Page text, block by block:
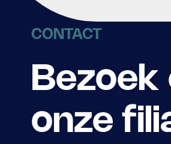
CONTACT
Bezoek
onze